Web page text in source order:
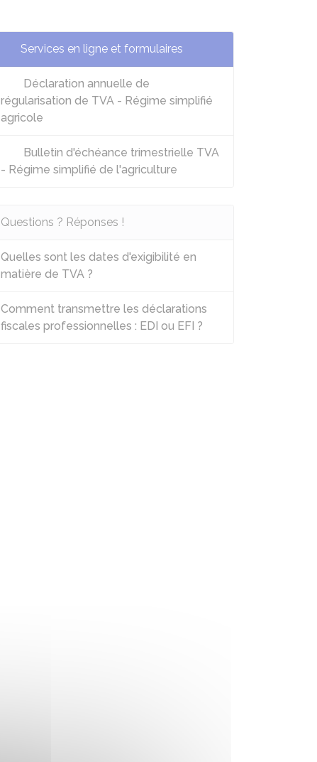
Services en ligne et formulaires
Déclaration annuelle de
régularisation de TVA - Régime simplifié
agricole
Bulletin d'échéance trimestrielle TVA
- Régime simplifié de l'agriculture
Questions ? Réponses !
Quelles sont les dates d'exigibilité en
matière de TVA ?
Comment transmettre les déclarations
fiscales professionnelles : EDI ou EFI ?